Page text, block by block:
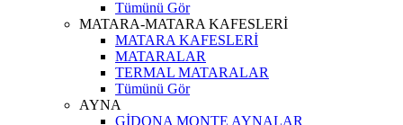
Tümünü Gör
MATARA-MATARA KAFESLERİ
MATARA KAFESLERİ
MATARALAR
TERMAL MATARALAR
Tümünü Gör
AYNA
GİDONA MONTE AYNALAR